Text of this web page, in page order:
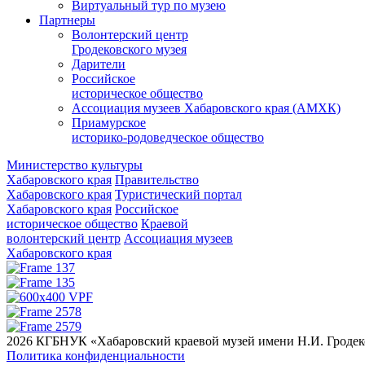
Виртуальный тур по музею
Партнеры
Волонтерский центр
Гродековского музея
Дарители
Российское
историческое общество
Ассоциация музеев Хабаровского края (АМХК)
Приамурское
историко-родоведческое общество
Министерство культуры
Хабаровского края Правительство
Хабаровского края Туристический портал
Хабаровского края Российское
историческое общество Краевой
волонтерский центр Ассоциация музеев
Хабаровского края
2026 КГБНУК «Хабаровский краевой музей имени Н.И.
Политика конфиденциальности